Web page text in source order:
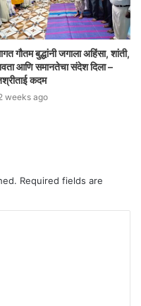
गौतम बुद्धांनी जगाला अहिंसा, शांती,
आणि समानतेचा संदेश दिला –
कदम
weeks ago
Required fields are